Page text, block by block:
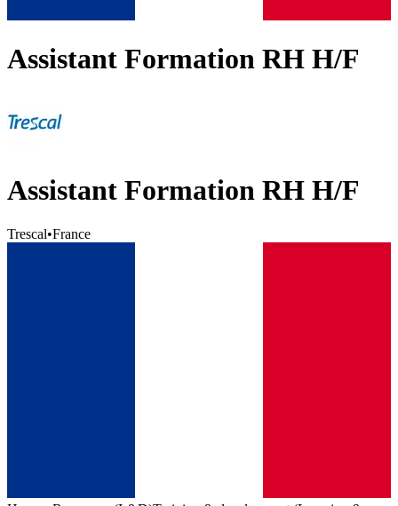
Assistant Formation RH H/F
Assistant Formation RH H/F
Trescal•France